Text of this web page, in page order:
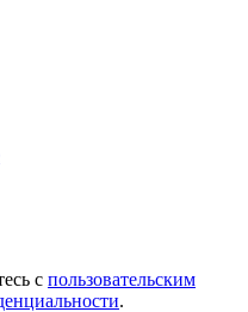
с пользовательским
.